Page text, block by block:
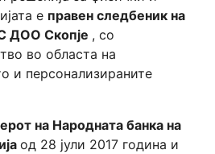
е правен следбеник на
ДОО Скопје , со
во областа на
и персонализираните
на Народната банка на
од 28 јули 2017 година и